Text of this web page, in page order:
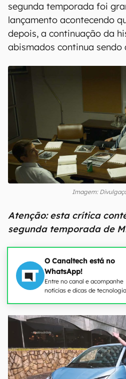
segunda temporada foi
lançamento acontecendo
depois, a continuação da
abismados continua
Imagem:
Atenção: esta crítica
segunda temporada de
O Canaltech está no
WhatsApp!
Entre no canal e acompanhe
notícias e dicas de tecnologia